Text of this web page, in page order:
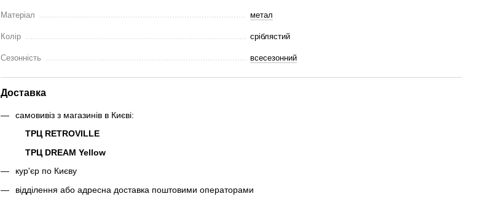
Матеріал метал
Колір сріблястий
Сезонність всесезонний
Доставка
самовивіз з магазинів в Києві:
ТРЦ RETROVILLE
ТРЦ DREAM Yellow
кур'єр по Києву
відділення або адресна доставка поштовими операторами